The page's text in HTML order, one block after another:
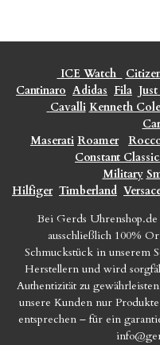
ICE Watch
Cantinaro Adidas Fila
Cavalli Kenneth Cole
Maserati Roamer
Constant
Military
Hilfiger Timberland
Bei Gerds
ausschließlich 100%
Schmuckstück in unserem
Herstellern und wird
Authentizität zu
unsere Kunden nur
entsprechen – für ein